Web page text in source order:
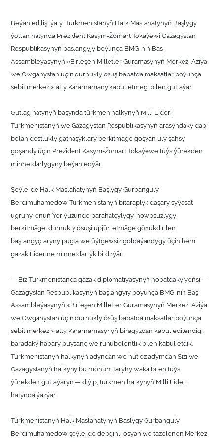
Beýan edilişi ýaly, Türkmenistanyň Halk Maslahatynyň Başlygy
ýollan hatynda Prezident Kasym-Žomart Tokaýewi Gazagystan
Respublikasynyň başlangyjy boýunça BMG-niň Baş
Assambleýasynyň «Birleşen Milletler Guramasynyň Merkezi Aziýa
we Owganystan üçin durnukly ösüş babatda maksatlar boýunça
sebit merkezi» atly Kararnamany kabul etmegi bilen gutlaýar.
Gutlag hatynyň başynda türkmen halkynyň Milli Lideri
Türkmenistanyň we Gazagystan Respublikasynyň arasyndaky däp
bolan dostlukly gatnaşyklary berkitmäge goşýan uly şahsy
goşandy üçin Prezident Kasym-Žomart Tokaýewe tüýs ýürekden
minnetdarlygyny beýan edýär.
Şeýle-de Halk Maslahatynyň Başlygy Gurbanguly
Berdimuhamedow Türkmenistanyň bitaraplyk daşary syýasat
ugruny, onuň Ýer ýüzünde parahatçylygy, howpsuzlygy
berkitmäge, durnukly ösüşi üpjün etmäge gönükdirilen
başlangyçlaryny pugta we üýtgewsiz goldaýandygy üçin hem
gazak Liderine minnetdarlyk bildirýär.
— Biz Türkmenistanda gazak diplomatiýasynyň nobatdaky ýeňşi —
Gazagystan Respublikasynyň başlangyjy boýunça BMG-niň Baş
Assambleýasynyň «Birleşen Milletler Guramasynyň Merkezi Aziýa
we Owganystan üçin durnukly ösüş babatda maksatlar boýunça
sebit merkezi» atly Kararnamasynyň biragyzdan kabul edilendigi
baradaky habary buýsanç we ruhubelentlik bilen kabul etdik.
Türkmenistanyň halkynyň adyndan we hut öz adymdan Sizi we
Gazagystanyň halkyny bu möhüm taryhy waka bilen tüýs
ýürekden gutlaýaryn — diýip, türkmen halkynyň Milli Lideri
hatynda ýazýar.
Türkmenistanyň Halk Maslahatynyň Başlygy Gurbanguly
Berdimuhamedow şeýle-de depginli ösýän we täzelenen Merkezi